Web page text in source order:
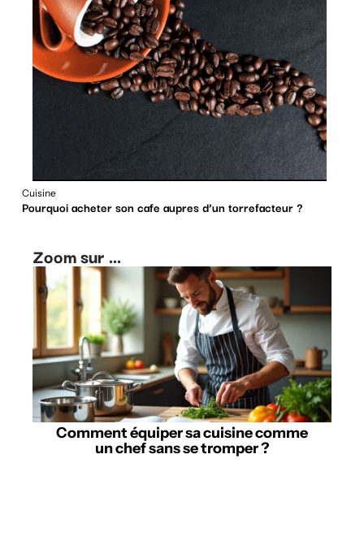
Cuisine
Pourquoi acheter son cafe aupres d’un torrefacteur ?
Zoom sur ...
Comment équiper sa cuisine comme
un chef sans se tromper ?